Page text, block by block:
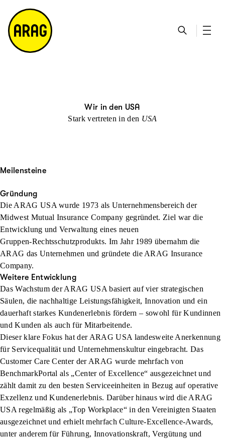
h
e
ta
k
ts
ei
te
e
m
a
p
Wir in den USA
Stark vertreten in den USA
Meilensteine
Gründung
Die ARAG USA wurde 1973 als Unternehmensbereich der
Midwest Mutual Insurance Company gegründet. Ziel war die
Entwicklung und Verwaltung eines neuen
Gruppen‑Rechtsschutzprodukts. Im Jahr 1989 übernahm die
ARAG das Unternehmen und gründete die ARAG Insurance
Company.
Weitere Entwicklung
Das Wachstum der ARAG USA basiert auf vier strategischen
Säulen, die nachhaltige Leistungsfähigkeit, Innovation und ein
dauerhaft starkes Kundenerlebnis fördern – sowohl für Kundinnen
und Kunden als auch für Mitarbeitende.
Dieser klare Fokus hat der ARAG USA landesweite Anerkennung
für Servicequalität und Unternehmenskultur eingebracht. Das
Customer Care Center der ARAG wurde mehrfach von
BenchmarkPortal als „Center of Excellence“ ausgezeichnet und
zählt damit zu den besten Serviceeinheiten in Bezug auf operative
Exzellenz und Kundenerlebnis. Darüber hinaus wird die ARAG
USA regelmäßig als „Top Workplace“ in den Vereinigten Staaten
ausgezeichnet und erhielt mehrfach Culture‑Excellence‑Awards,
unter anderem für Führung, Innovationskraft, Vergütung und